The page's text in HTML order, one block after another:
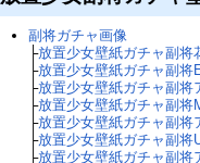
副将ガチャ画像
├放置少女壁紙ガチャ副将
├放置少女壁紙ガチャ副将
├放置少女壁紙ガチャ副将
├放置少女壁紙ガチャ副将
├放置少女壁紙ガチャ副将
├放置少女壁紙ガチャ副将
├放置少女壁紙ガチャ副将